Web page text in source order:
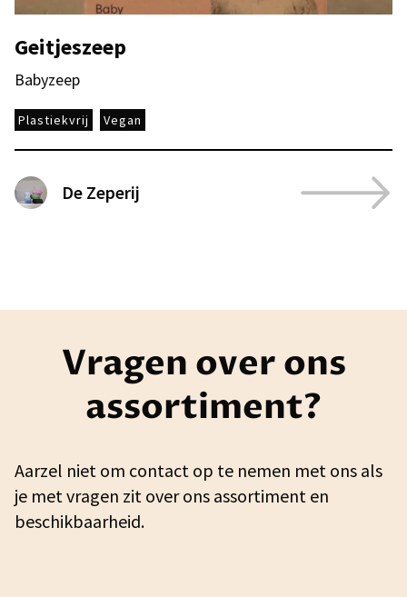
Geitjeszeep
Babyzeep
Plastiekvrij Vegan
De Zeperij
Vragen over ons
assortiment?
Aarzel niet om contact op te nemen met ons als
je met vragen zit over ons assortiment en
beschikbaarheid.